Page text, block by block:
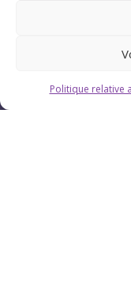
Politique relative